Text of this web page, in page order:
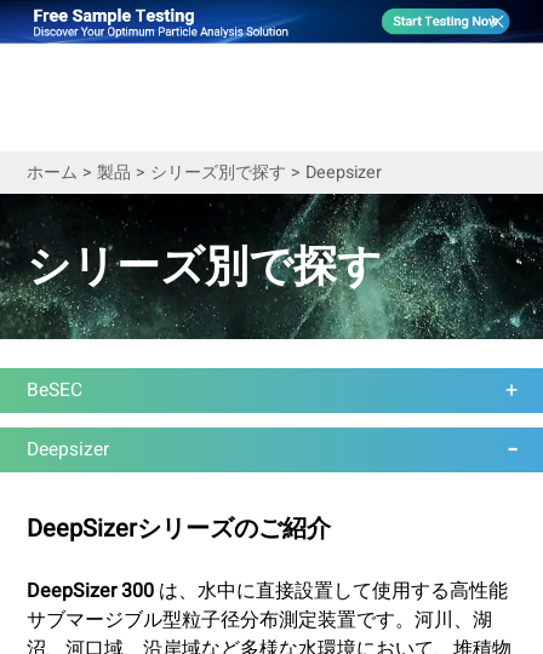
ホーム > 製品 > シリーズ別で探す > Deepsizer
シリーズ別で探す
BeSEC
Deepsizer
DeepSizerシリーズのご紹介
DeepSizer 300は、水中に直接設置して使用する高性能
サブマージブル型粒子径分布測定装置です。河川、湖